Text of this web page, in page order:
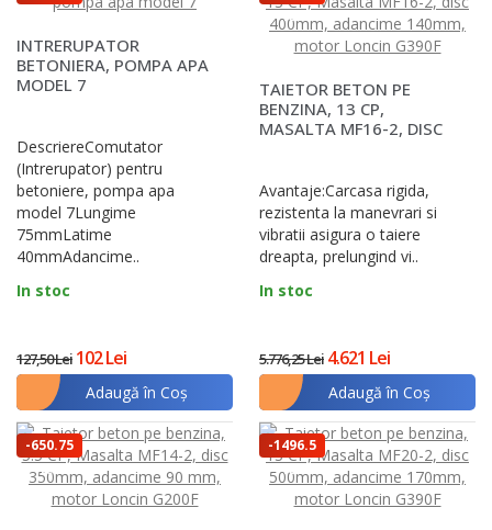
INTRERUPATOR
BETONIERA, POMPA APA
MODEL 7
DescriereComutator
(Intrerupator) pentru
betoniere, pompa apa
model 7Lungime
75mmLatime
40mmAdancime..
In stoc
127,50 Lei 102 Lei
Adaugă în Coş
lei
TAIETOR BETON PE
BENZINA, 13 CP,
MASALTA MF16-2, DISC
Avantaje:Carcasa rigida,
rezistenta la manevrari si
vibratii asigura o taiere
dreapta, prelungind vi..
In stoc
5.776,25 Lei 4.621 Lei
Adaugă în Coş
-650.75
lei
-1496.5
lei